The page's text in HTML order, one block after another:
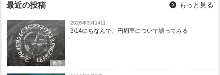
最近の投稿 もっと見る
数学
2026年3月14日
3/14にちなんで、円周率について語ってみる